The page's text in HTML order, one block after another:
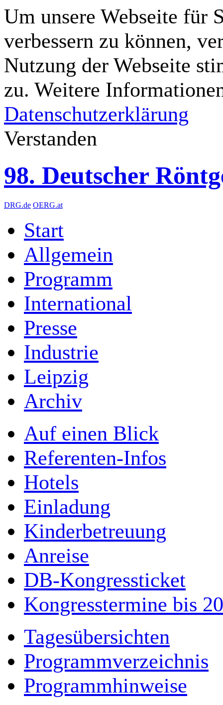
Um unsere Webseite für
verbessern zu können,
Nutzung der Webseite
zu. Weitere
Datenschutzerklärung
Verstanden
98. Deutscher
DRG.de OERG.at
Start
Allgemein
Programm
International
Presse
Industrie
Leipzig
Archiv
Auf einen Blick
Referenten-Infos
Hotels
Einladung
Kinderbetreuung
Anreise
DB-Kongressticket
Kongresstermine bis
Tagesübersichten
Programmverzeichnis
Programmhinweise